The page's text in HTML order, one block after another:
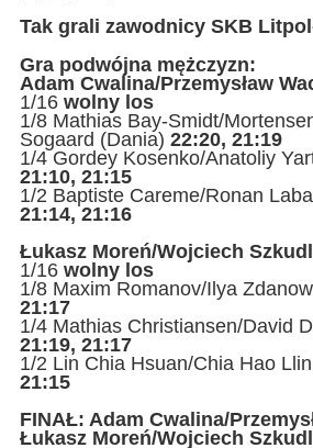
Tak grali zawodnicy SKB
Gra podwójna mężczyzn:
Adam Cwalina/Przemysław
1/16 wolny los
1/8 Mathias Bay-Smidt/
Sogaard (Dania) 22:20, 21:19
1/4 Gordey Kosenko/Anatoliy
21:10, 21:15
1/2 Baptiste Careme/Ronan
21:14, 21:16
Łukasz Moreń/Wojciech
1/16 wolny los
1/8 Maxim Romanov/Ilya
21:17
1/4 Mathias Christiansen/David
21:19, 21:17
1/2 Lin Chia Hsuan/Chia Hao
21:15
FINAŁ: Adam Cwalina/
Łukasz Moreń/Wojciech